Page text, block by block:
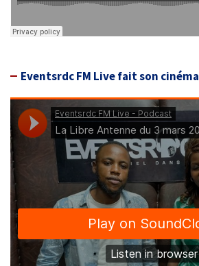
Eventsrdc FM Live fait son cinéma